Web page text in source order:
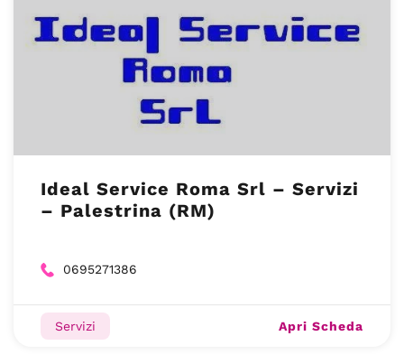
Ideal Service Roma Srl – Servizi
– Palestrina (RM)
0695271386
Servizi Apri Scheda